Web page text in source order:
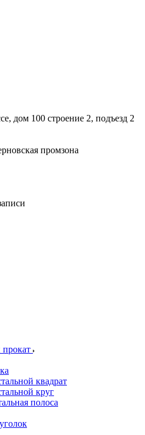
дом 100 строение 2, подъезд 2
промзона
квадрат
круг
полоса